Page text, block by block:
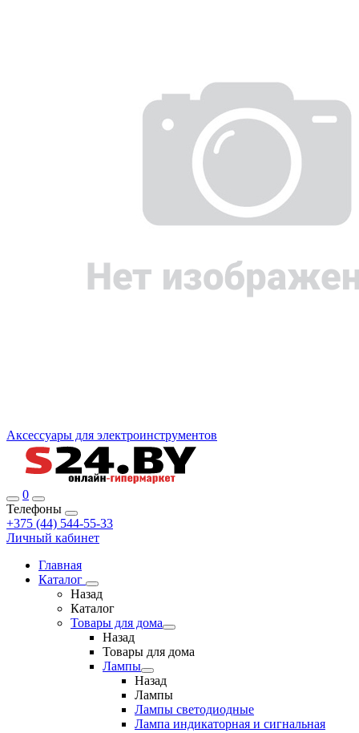
Аксессуары для электроинструментов
0
Телефоны
+375 (44) 544-55-33
Личный кабинет
Главная
Каталог
Назад
Каталог
Товары для дома
Назад
Товары для дома
Лампы
Назад
Лампы
Лампы светодиодные
Лампа индикаторная и сигнальная